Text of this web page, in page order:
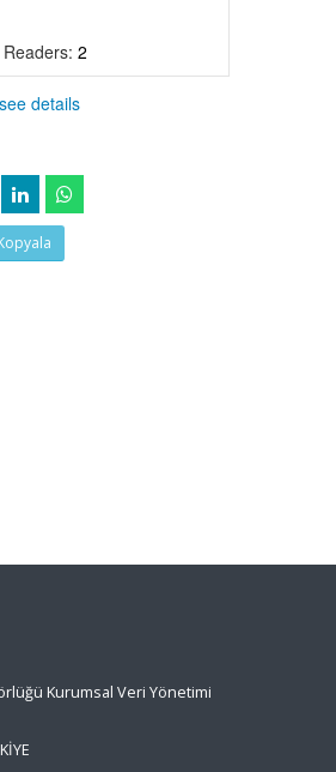
2
see details
Kurumsal Veri Yönetimi